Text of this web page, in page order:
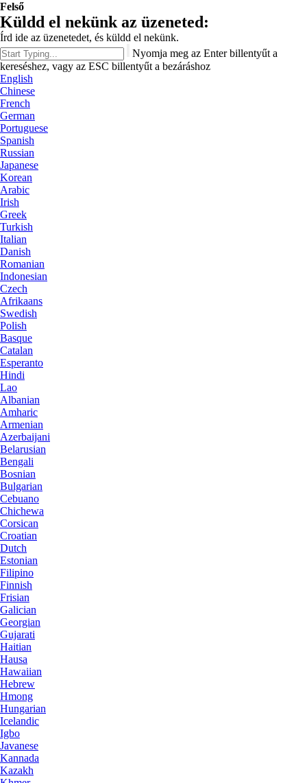
Felső
Küldd el nekünk az üzeneted:
Írd ide az üzenetedet, és küldd el nekünk.
Nyomja meg az Enter billentyűt a
kereséshez, vagy az ESC billentyűt a bezáráshoz
English
Chinese
French
German
Portuguese
Spanish
Russian
Japanese
Korean
Arabic
Irish
Greek
Turkish
Italian
Danish
Romanian
Indonesian
Czech
Afrikaans
Swedish
Polish
Basque
Catalan
Esperanto
Hindi
Lao
Albanian
Amharic
Armenian
Azerbaijani
Belarusian
Bengali
Bosnian
Bulgarian
Cebuano
Chichewa
Corsican
Croatian
Dutch
Estonian
Filipino
Finnish
Frisian
Galician
Georgian
Gujarati
Haitian
Hausa
Hawaiian
Hebrew
Hmong
Hungarian
Icelandic
Igbo
Javanese
Kannada
Kazakh